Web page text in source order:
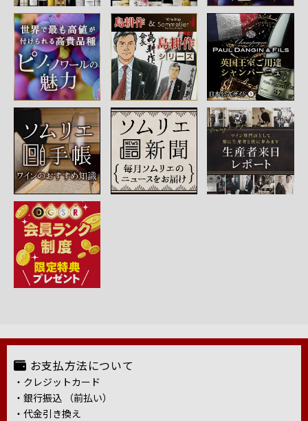
お支払方法について
・クレジットカード
・銀行振込 （前払い）
・代金引き換え